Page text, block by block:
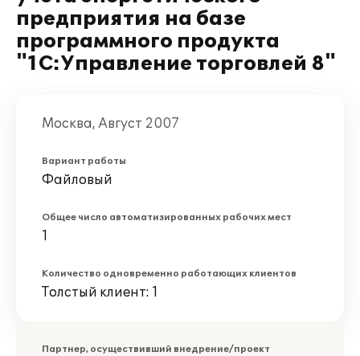
предприятия на базе
программного продукта
"1С:Управление торговлей 8"
Москва, Август 2007
Вариант работы
Файловый
Общее число автоматизированных рабочих мест
1
Количество одновременно работающих клиентов
Толстый клиент: 1
Партнер, осуществивший внедрение/проект